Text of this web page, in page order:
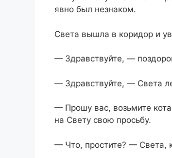
явно был незнаком.
Света вышла в коридор и
— Здравствуйте, —
— Здравствуйте, — Света
— Прошу вас, возьмите
на Свету свою просьбу.
— Что, простите? — Света,